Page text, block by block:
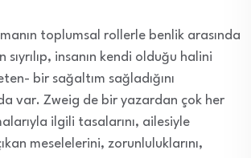
toplumsal rollerle benlik arasında
insanın kendi olduğu halini
bir sağaltım sağladığını
var. Zweig de bir yazardan çok her
ilgili tasalarını, ailesiyle
meselelerini, zorunluluklarını,